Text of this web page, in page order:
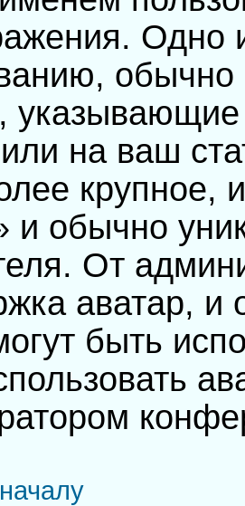
Одно
обычно
на ваш
крупное,
и обычно
От
аватар, и
быть